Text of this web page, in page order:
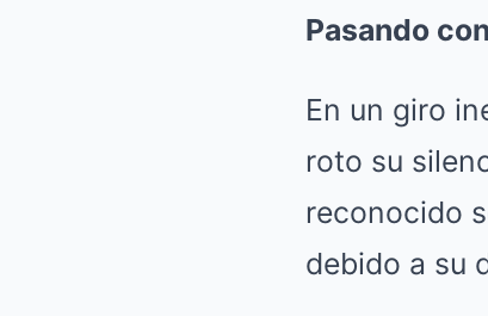
Pasando
En un giro
roto su
reconocido
debido a su